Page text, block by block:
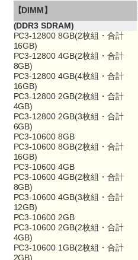
【DIMM】
(DDR3 SDRAM)
PC3-12800 8GB(2枚組・合計
16GB)
PC3-12800 4GB(2枚組・合計
8GB)
PC3-12800 4GB(4枚組・合計
16GB)
PC3-12800 2GB(2枚組・合計
4GB)
PC3-12800 2GB(3枚組・合計
6GB)
PC3-10600 8GB
PC3-10600 8GB(2枚組・合計
16GB)
PC3-10600 4GB
PC3-10600 4GB(2枚組・合計
8GB)
PC3-10600 4GB(3枚組・合計
12GB)
PC3-10600 2GB
PC3-10600 2GB(2枚組・合計
4GB)
PC3-10600 1GB(2枚組・合計
2GB)